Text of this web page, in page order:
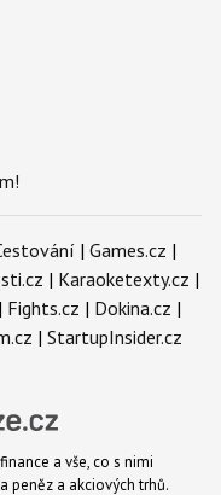
| Games.cz |
| Karaoketexty.cz |
| Fights.cz | Dokina.cz |
| StartupInsider.cz
a vše, co s nimi
peněz a akciových trhů.